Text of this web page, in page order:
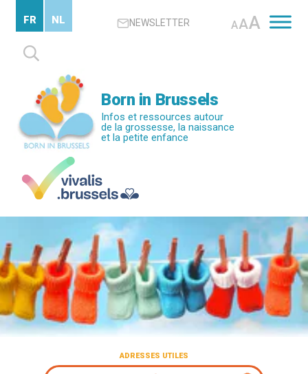
contenu
principal
NEWSLETTER AAA
Rechercher :
FR NL
Born in Brussels
Infos et ressources autour
de la grossesse, la naissance
et la petite enfance
ADRESSES UTILES